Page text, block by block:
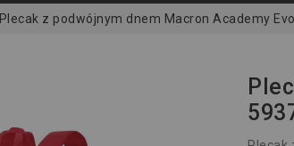
Plecak z podwójnym dnem Macron Academy